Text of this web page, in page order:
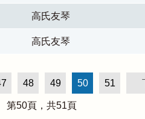
高氏友琴
高氏友琴
48 49 50 51
第50頁，共51頁